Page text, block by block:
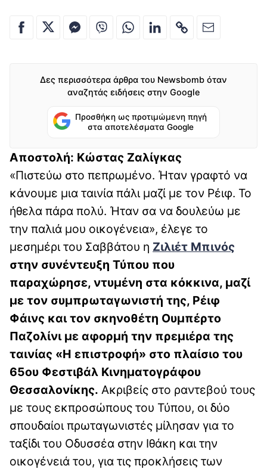
Δες περισσότερα άρθρα του Newsbomb όταν
αναζητάς ειδήσεις στην Google
Προσθήκη ως προτιμώμενη πηγή
στα αποτελέσματα Google
Αποστολή: Κώστας Zαλίγκας
«Πιστεύω στο πεπρωμένο. Ήταν γραφτό να
κάνουμε μια ταινία πάλι μαζί με τον Ρέιφ. Το
ήθελα πάρα πολύ. Ήταν σα να δουλεύω με
την παλιά μου οικογένεια», έλεγε το
μεσημέρι του Σαββάτου η Zιλιέτ Μπινός
στην συνέντευξη Τύπου που
παραχώρησε, ντυμένη στα κόκκινα, μαζί
με τον συμπρωταγωνιστή της, Ρέιφ
Φάινς και τον σκηνοθέτη Ουμπέρτο
Παζολίνι με αφορμή την πρεμιέρα της
ταινίας «Η επιστροφή» στο πλαίσιο του
65ου Φεστιβάλ Κινηματογράφου
Θεσσαλονίκης. Ακριβείς στο ραντεβού τους
με τους εκπροσώπους του Τύπου, οι δύο
σπουδαίοι πρωταγωνιστές μίλησαν για το
ταξίδι του Οδυσσέα στην Ιθάκη και την
οικογένειά του, για τις προκλήσεις των